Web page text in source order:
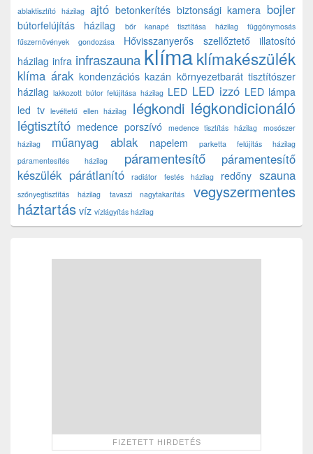
ablaktisztító házilag ajtó betonkerítés biztonsági kamera bojler
bútorfelújítás házilag bőr kanapé tisztítása házilag
függönymosás
fűszernövények gondozása
Hővisszanyerős szellőztető
illatosító
házilag infra infraszauna klímaklímakészülék
klíma árak kondenzációs kazán környezetbarát tisztítószer
házilag lakkozott bútor felújítása házilag LED LED izzó LED lámpa
led tv levéltetű ellen házilag légkondi légkondicionáló
légtisztító medence porszívó medence tisztítás házilag
mosószer
házilag
műanyag ablak napelem
parketta felújítás házilag
páramentesítés házilag
páramentesítő
páramentesítő
készülék párátlanító radiátor festés házilag redőny szauna
szőnyegtisztítás házilag tavaszi nagytakarítás
vegyszermentes
háztartás víz vízlágyítás házilag